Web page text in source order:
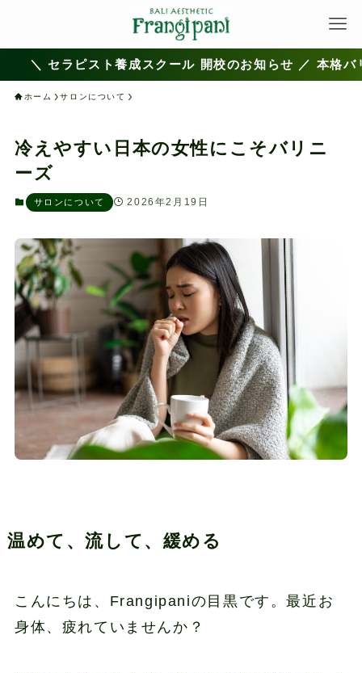
セラピスト養成スクール 開校のお知らせ ／ 本格バリエ
ホーム サロンについて
冷えやすい日本の女性にこそバリニ
ーズ
サロンについて 2026年2月19日
温めて、流して、緩める
こんにちは、Frangipaniの目黒です。最近お
身体、疲れていませんか？